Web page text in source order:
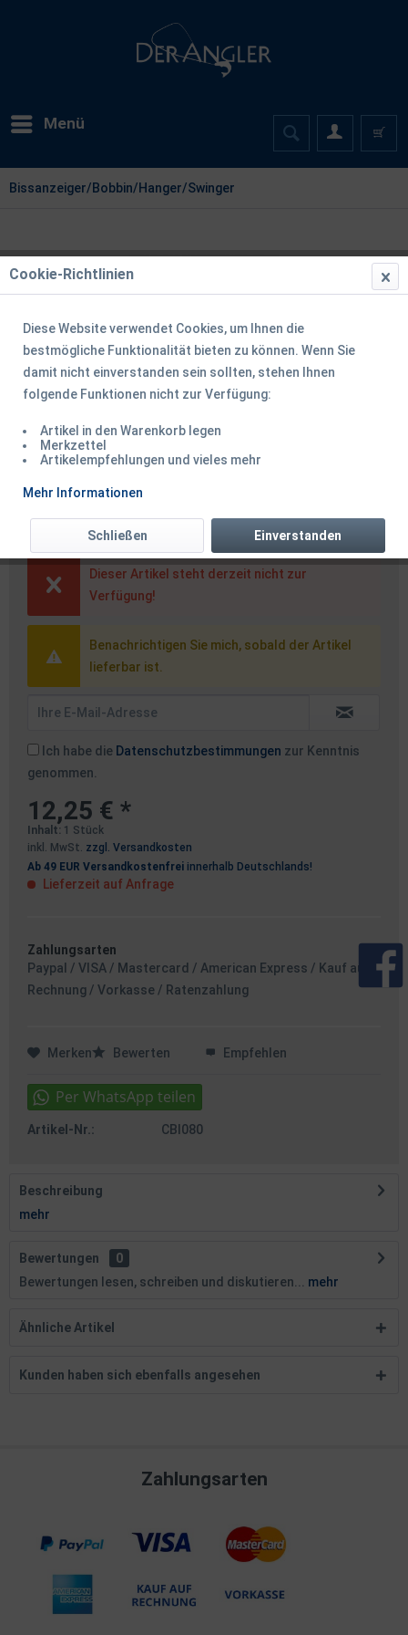
Menü
Bissanzeiger/Bobbin/Hanger/Swinger
Bissanzeiger
Dieser Artikel steht derzeit nicht zur
Verfügung!
Benachrichtigen Sie mich, sobald der Artikel
lieferbar ist.
Ich habe die Datenschutzbestimmungen zur Kenntnis
genommen.
12,25 € *
Inhalt: 1 Stück
inkl. MwSt. zzgl. Versandkosten
Ab 49 EUR Versandkostenfrei innerhalb Deutschlands!
Lieferzeit auf Anfrage
Zahlungsarten
Paypal / VISA / Mastercard / American Express / Kauf auf
Rechnung / Vorkasse / Ratenzahlung
Merken Bewerten Empfehlen
Artikel-Nr.: CBI080
Beschreibung
mehr
Bewertungen
0
Bewertungen lesen, schreiben und diskutieren...
mehr
Ähnliche Artikel
Kunden haben sich ebenfalls angesehen
Zahlungsarten
Cookie-Richtlinien
Diese Website verwendet Cookies, um Ihnen die
bestmögliche Funktionalität bieten zu können. Wenn Sie
damit nicht einverstanden sein sollten, stehen Ihnen
folgende Funktionen nicht zur Verfügung:
Artikel in den Warenkorb legen
Merkzettel
Artikelempfehlungen und vieles mehr
Mehr Informationen
Einverstanden
Schließen